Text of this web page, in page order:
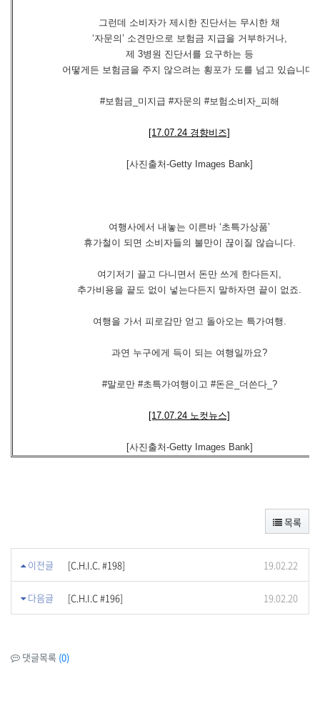
그런데 소비자가 제시한 진단서는 무시한 채
‘자문의’ 소견만으로 보험금 지급을 거부하거나,
제 3병원 진단서를 요구하는 등
어떻게든 보험금을 주지 않으려는 횡포가 도를 넘고 있습니다.
#보험금_미지급 #자문의 #보험소비자_피해
[17.07.24 경향비즈]
[사진출처-Getty Images Bank]
여행사에서 내놓는 이른바 ‘초특가상품’
휴가철이 되면 소비자들의 불만이 끊이질 않습니다.
여기저기 끌고 다니면서 돈만 쓰게 한다든지,
추가비용을 끝도 없이 넣는다든지 말하자면 끝이 없죠.
여행을 가서 피로감만 얻고 돌아오는 특가여행.
과연 누구에게 득이 되는 여행일까요?
#말로만 #초특가여행이고 #돈은_더쓴다_?
[17.07.24 노컷뉴스]
[사진출처-Getty Images Bank]
목록
이전글 [C.H.I.C. #198] 19.02.22
다음글 [C.H.I.C #196] 19.02.20
댓글목록 (0)